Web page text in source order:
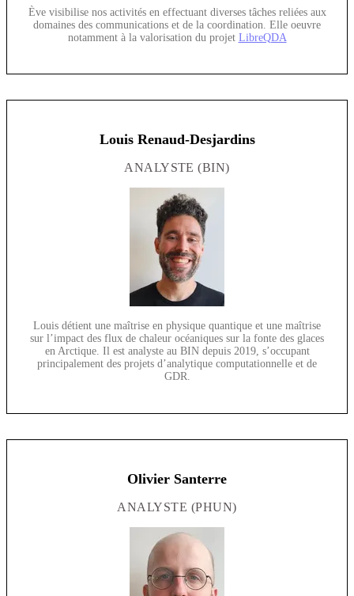
Ève visibilise nos activités en effectuant diverses tâches reliées aux
domaines des communications et de la coordination. Elle oeuvre
notamment à la valorisation du projet LibreQDA
Louis Renaud-Desjardins
ANALYSTE (BIN)
Louis détient une maîtrise en physique quantique et une maîtrise
sur l’impact des flux de chaleur océaniques sur la fonte des glaces
en Arctique. Il est analyste au BIN depuis 2019, s’occupant
principalement des projets d’analytique computationnelle et de
GDR.
Olivier Santerre
ANALYSTE (PHUN)